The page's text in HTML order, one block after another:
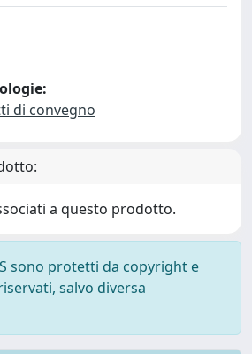
di convegno
a questo prodotto.
sono protetti da copyright e
salvo diversa